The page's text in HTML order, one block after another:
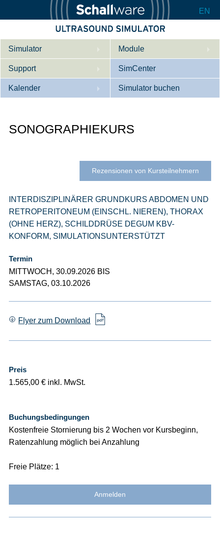
EN
Simulator
Beschreibung
Innere Medizin
Geburtshilfe / Gyn
Product Sheet
Module
Support
Wer wir sind
Downloads
SimCenter
Kalender
Referenzen
Simulator buchen
SONOGRAPHIEKURS
Rezensionen von Kursteilnehmern
INTERDISZIPLINÄRER GRUNDKURS ABDOMEN UND
RETROPERITONEUM (EINSCHL. NIEREN), THORAX
(OHNE HERZ), SCHILDDRÜSE DEGUM KBV-
KONFORM, SIMULATIONSUNTERSTÜTZT
Termin
MITTWOCH, 30.09.2026 BIS
SAMSTAG, 03.10.2026
Flyer zum Download
Preis
1.565,00 € inkl. MwSt.
Buchungsbedingungen
Kostenfreie Stornierung bis 2 Wochen vor Kursbeginn,
Ratenzahlung möglich bei Anzahlung
Freie Plätze: 1
Anmelden